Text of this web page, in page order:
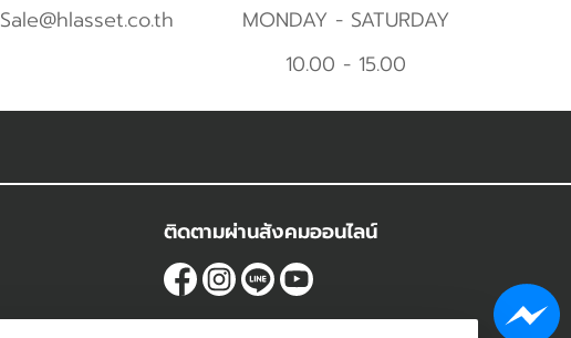
Sale@hlasset.co.th
MONDAY - SATURDAY
10.00 - 15.00
ติดตามผ่านสังคมออนไลน์